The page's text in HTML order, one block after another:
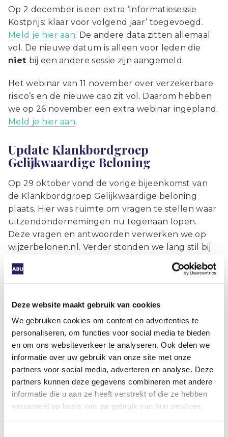
Deze website maakt gebruik van cookies
We gebruiken cookies om content en advertenties te
personaliseren, om functies voor social media te bieden
en om ons websiteverkeer te analyseren. Ook delen we
informatie over uw gebruik van onze site met onze
partners voor social media, adverteren en analyse. Deze
partners kunnen deze gegevens combineren met andere
informatie die u aan ze heeft verstrekt of die ze hebben
verzameld op basis van uw gebruik van hun services.
Op 2 december is een extra ‘Informatiesessie
Kostprijs: klaar voor volgend jaar’ toegevoegd.
Meld je hier aan. De andere data zitten allemaal
vol. De nieuwe datum is alleen voor leden die
niet bij een andere sessie zijn aangemeld.
Het webinar van 11 november over verzekerbare
risico’s en de nieuwe cao zit vol. Daarom hebben
we op 26 november een extra webinar ingepland.
Meld je hier aan.
Update Klankbordgroep
Gelijkwaardige Beloning
Op 29 oktober vond de vorige bijeenkomst van
de Klankbordgroep Gelijkwaardige beloning
plaats. Hier was ruimte om vragen te stellen waar
uitzendondernemingen nu tegenaan lopen.
Deze vragen en antwoorden verwerken we op
wijzerbelonen.nl. Verder stonden we lang stil bij
het webformulier gelijkwaardig belonen. Ook
daar kwam naar voren dat het webformulier en
verschillende software niet altijd even goed met
meer. Verder kregen we ook de vraag of we de
aanpassingen van het webformulier kunnen
delen op wijzerbelonen.nl. Die vind jehier
Alle informatie over de nieuwe
cao op een rij?